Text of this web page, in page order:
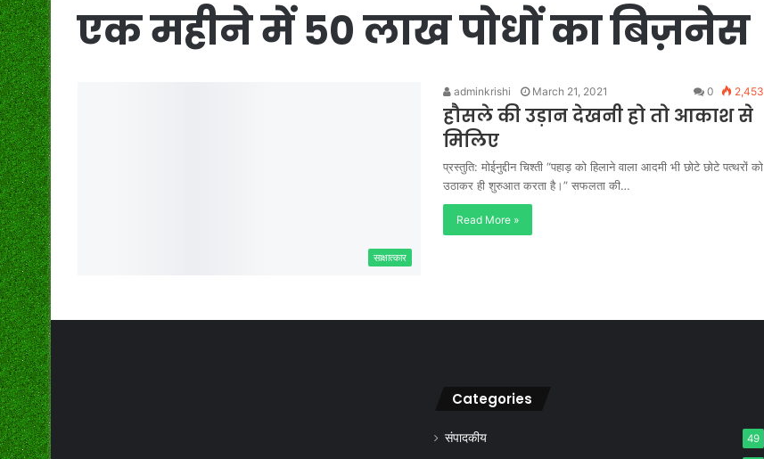
एक महीने में ५० लाख पोधों का बिज़नेस
साक्षात्कार
adminkrishi March 21, 2021 0 2,453
हौसले की उड़ान देखनी हो तो आकाश से
मिलिए
प्रस्तुति: मोईनुद्दीन चिश्ती “पहाड़ को हिलाने वाला आदमी भी छोटे छोटे पत्थरों को
उठाकर ही शुरुआत करता है।” सफलता की…
Read More »
Categories
संपादकीय 49